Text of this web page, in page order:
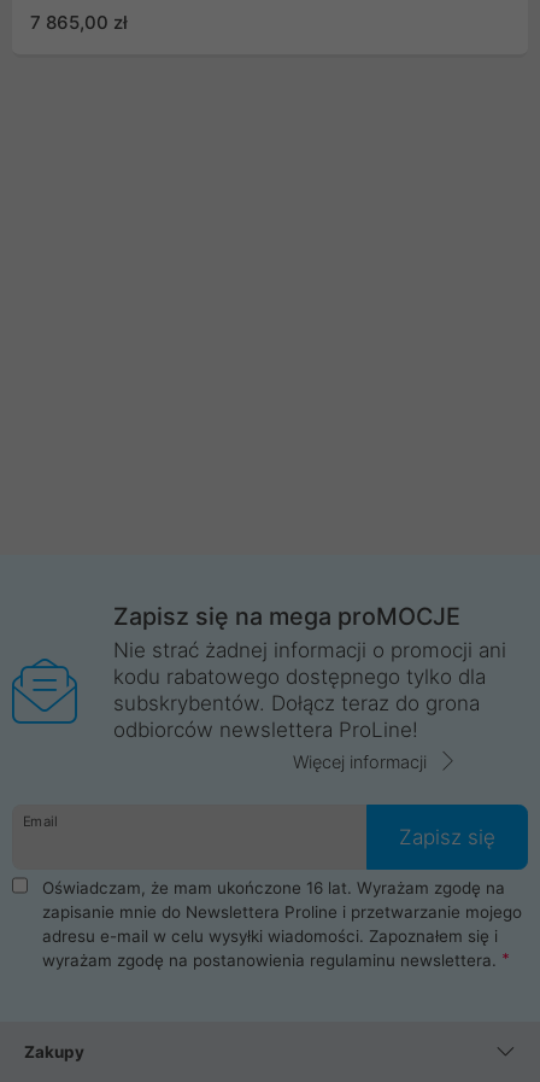
7 865,00 zł
Zapisz się na mega proMOCJE
Nie strać żadnej informacji o promocji ani
kodu rabatowego dostępnego tylko dla
subskrybentów. Dołącz teraz do grona
odbiorców newslettera ProLine!
Więcej informacji
Email
Zapisz się
Oświadczam, że mam ukończone 16 lat. Wyrażam zgodę na
zapisanie mnie do Newslettera Proline i przetwarzanie mojego
adresu e-mail w celu wysyłki wiadomości. Zapoznałem się i
wyrażam zgodę na postanowienia regulaminu newslettera.
Zakupy